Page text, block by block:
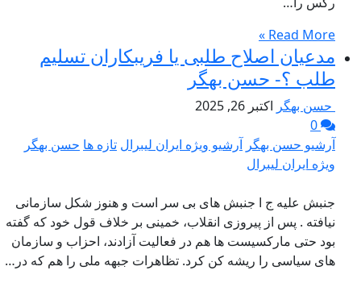
Read More »
مدعیان اصلاح طلبی یا فریبکاران تسلیم
طلب ؟- حسن بهگر
حسن بهگر اکتبر 26, 2025
آرشیو حسن بهگر آرشیو ویژه ایران لیبرال تازه ها حسن بهگر
ویژه ایران لیبرال
جنبش علیه ج ا جنبش های بی سر است و هنوز شکل سازمانی
نیافته . پس از پیروزی انقلاب، خمینی بر خلاف قول خود که گفته
بود حتی مارکسیست ها هم در فعالیت آزادند، احزاب و سازمان
های سیاسی را ریشه کن کرد. تظاهرات جبهه ملی را هم که در…